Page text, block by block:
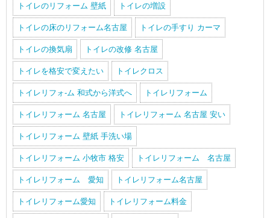
トイレのリフォーム 壁紙 トイレの増設
トイレの床のリフォーム名古屋 トイレの手すり カーマ
トイレの換気扇 トイレの改修 名古屋
トイレを格安で変えたい トイレクロス
トイレリフォ-ム 和式から洋式へ トイレリフォーム
トイレリフォーム 名古屋 トイレリフォーム 名古屋 安い
トイレリフォーム 壁紙 手洗い場
トイレリフォーム 小牧市 格安 トイレリフォーム 名古屋
トイレリフォーム 愛知 トイレリフォーム名古屋
トイレリフォーム愛知 トイレリフォーム料金